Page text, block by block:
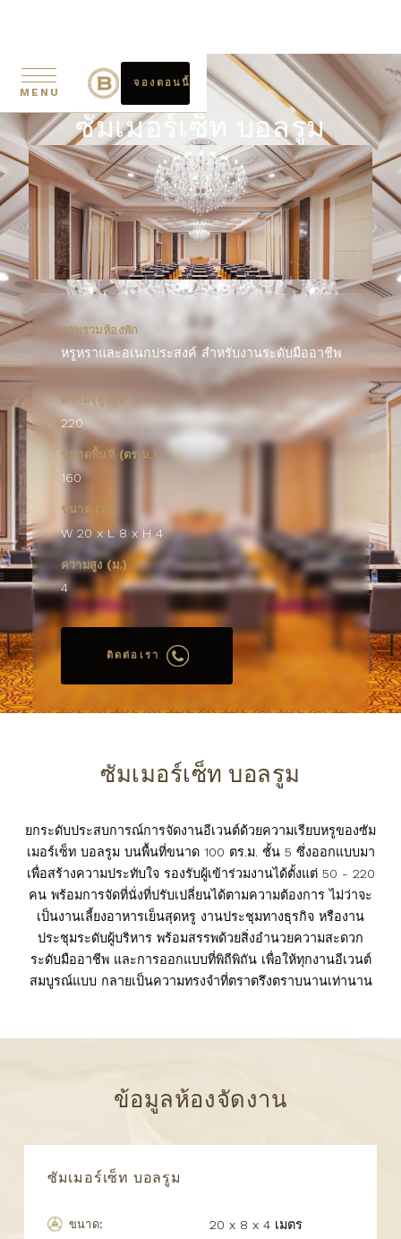
MENU
จองตอนนี้
ซัมเมอร์เซ็ท บอลรูม
ภาพรวมห้องพัก
หรูหราและอเนกประสงค์ สำหรับงานระดับมืออาชีพ
ความจุสูงสุด
220
ขนาดพื้นที่ (ตร.ม.)
160
ขนาด (ม.)
W 20 x L 8 x H 4
ความสูง (ม.)
4
ติดต่อเรา
ซัมเมอร์เซ็ท บอลรูม
ยกระดับประสบการณ์การจัดงานอีเวนต์ด้วยความเรียบหรูของซัม
เมอร์เซ็ท บอลรูม บนพื้นที่ขนาด 100 ตร.ม. ชั้น 5 ซึ่งออกแบบมา
เพื่อสร้างความประทับใจ รองรับผู้เข้าร่วมงานได้ตั้งแต่ 50 - 220
คน พร้อมการจัดที่นั่งที่ปรับเปลี่ยนได้ตามความต้องการ ไม่ว่าจะ
เป็นงานเลี้ยงอาหารเย็นสุดหรู งานประชุมทางธุรกิจ หรืองาน
ประชุมระดับผู้บริหาร พร้อมสรรพด้วยสิ่งอำนวยความสะดวก
ระดับมืออาชีพ และการออกแบบที่พิถีพิถัน เพื่อให้ทุกงานอีเวนต์
สมบูรณ์แบบ กลายเป็นความทรงจำที่ตราตรึงตราบนานเท่านาน
ข้อมูลห้องจัดงาน
ซัมเมอร์เซ็ท บอลรูม
ขนาด: 20 x 8 x 4 เมตร